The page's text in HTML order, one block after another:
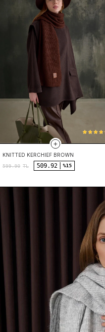
KNITTED KERCHIEF BROWN
599.90 TL 509.92 %15